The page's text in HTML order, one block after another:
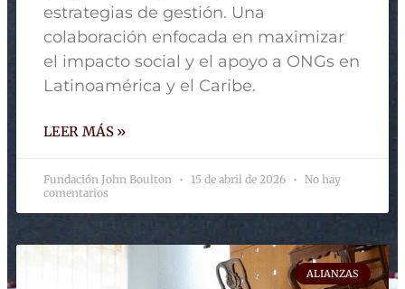
estrategias de gestión. Una
colaboración enfocada en maximizar
el impacto social y el apoyo a ONGs en
Latinoamérica y el Caribe.
LEER MÁS »
Fundación John Boulton 15 de abril de 2026
No hay
comentarios
ALIANZAS